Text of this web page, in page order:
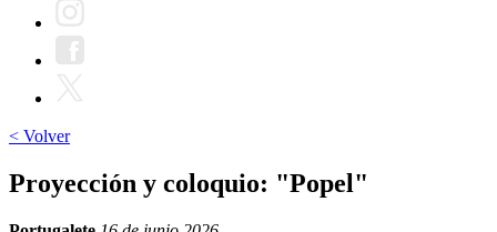
< Volver
Proyección y coloquio: "Popel"